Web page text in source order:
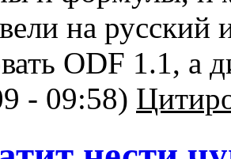
на русский
ODF 1.1, а
- 09:58)